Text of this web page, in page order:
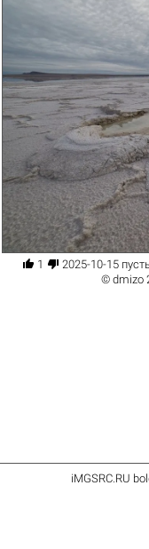
 1  2025-10-15
© dmizo
iMGSRC.RU